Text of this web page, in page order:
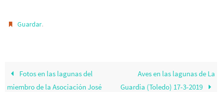
Guardar.
Fotos en las lagunas del
miembro de la Asociación José
Aves en las lagunas de La
Guardia (Toledo) 17-3-2019